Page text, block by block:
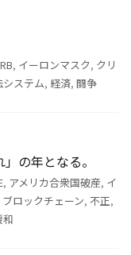
, イーロンマスク, クリ
システム, 経済, 闘争
の年となる。
, アメリカ合衆国破産, イ
ブロックチェーン, 不正,
和